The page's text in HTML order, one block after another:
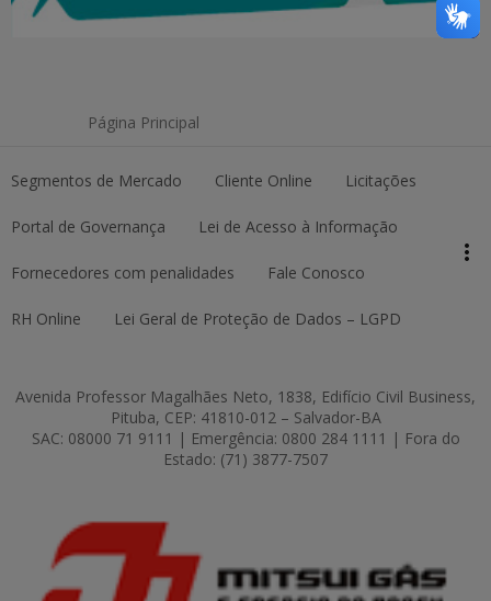
Página Principal
Segmentos de Mercado Cliente Online Licitações
Portal de Governança Lei de Acesso à Informação
Fornecedores com penalidades Fale Conosco
RH Online Lei Geral de Proteção de Dados – LGPD
more_vert
Avenida Professor Magalhães Neto, 1838, Edifício Civil Business,
Pituba, CEP: 41810-012 – Salvador-BA
SAC: 08000 71 9111 | Emergência: 0800 284 1111 | Fora do
Estado: (71) 3877-7507